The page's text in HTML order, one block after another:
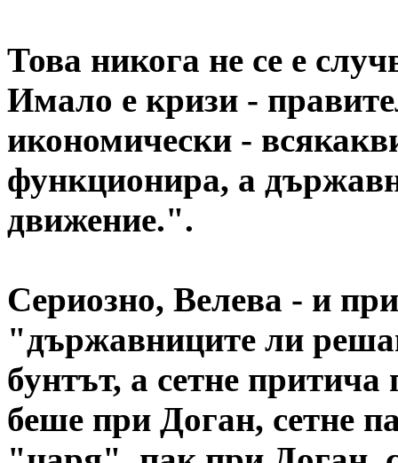
Това никога не се е
Имало е кризи -
икономически -
функционира, а
движение.".
Сериозно, Велева - и
"държавниците ли
бунтът, а сетне притича
беше при Доган, сетне